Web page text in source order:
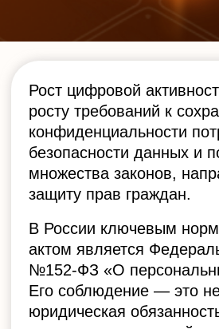
Его соблюдение — это не просто
международным стандартам
Повышению доверия к бренду
Снижению юридических
и финансовых рисков
Защите интересов клиентов
и сотрудников
Соблюдение ФЗ-152 —
шаг к: